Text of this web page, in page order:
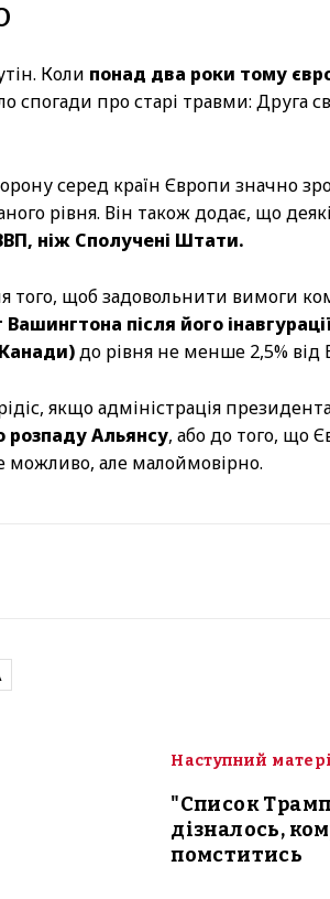
Коли понад два роки тому
спогади про старі травми: Друга
серед країн Європи значно
рівня. Він також додає, що
ніж Сполучені Штати.
того, щоб задовольнити вимоги
після його
до рівня не менше 2,5% від
якщо адміністрація
Альянсу, або до того, що
але малоймовірно.
Наступний
"Список
дізналось,
помститись